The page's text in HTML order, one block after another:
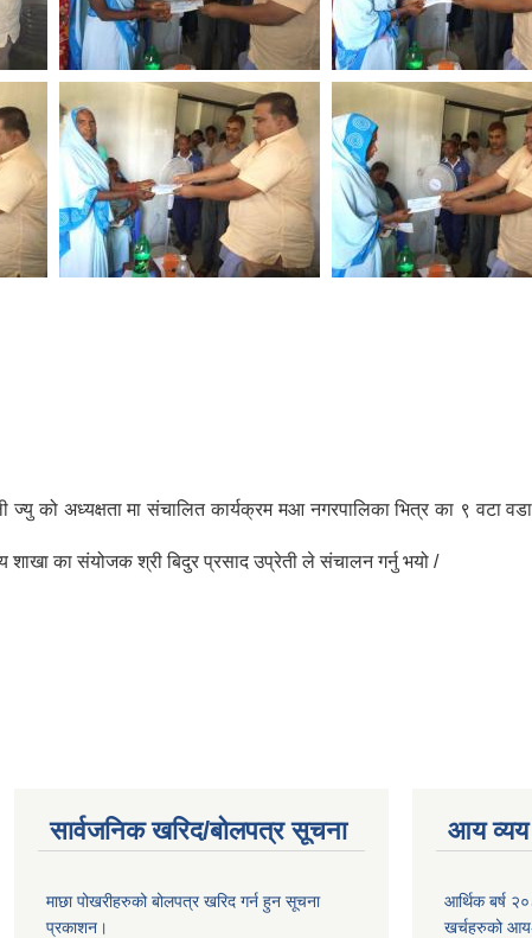
को अध्यक्षता मा संचालित कार्यक्रम मआ नगरपालिका भित्र का ९ वटा
शाखा का संयोजक श्री बिदुर प्रसाद उप्रेती ले संचालन गर्नु भयो /
सार्वजनिक खरिद/बोलपत्र सूचना
माछा पोखरीहरुको बोलपत्र खरिद गर्न हुन सूचना
प्रकाशन।
आय व्यय
आर्थिक बर्ष
खर्चहरुको